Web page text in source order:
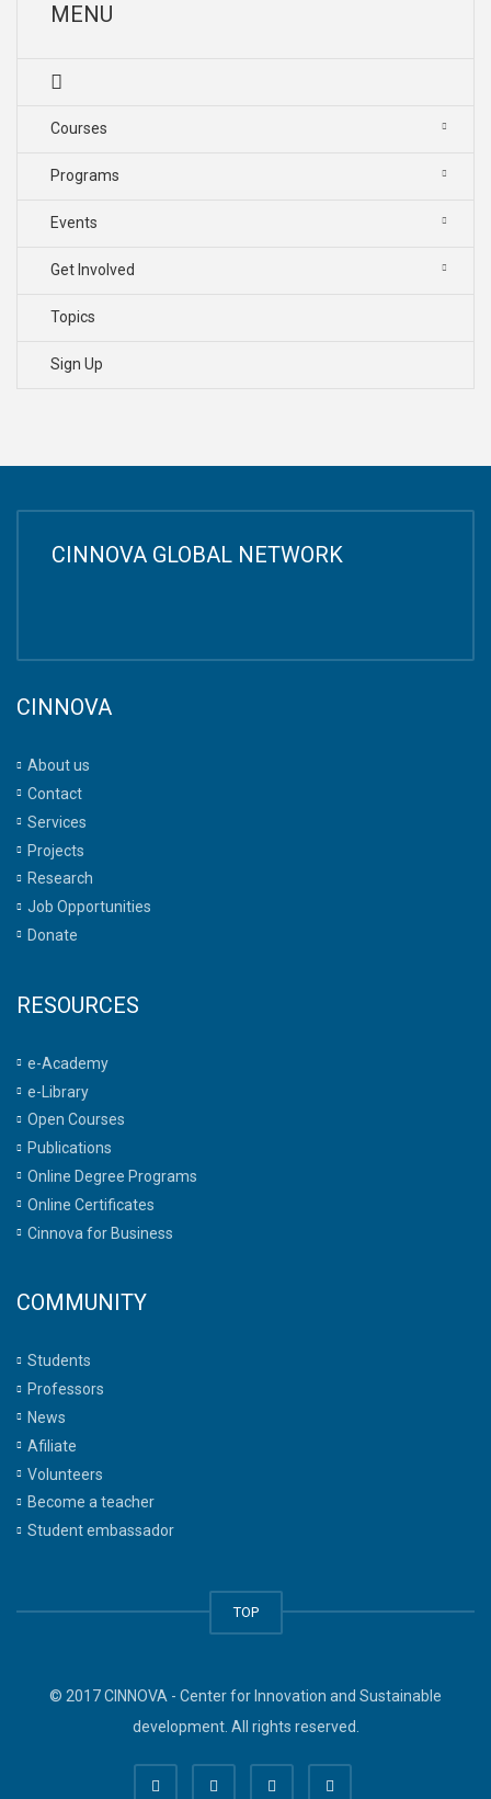
MENU
Courses
Programs
Events
Get Involved
Topics
Sign Up
CINNOVA GLOBAL NETWORK
CINNOVA
About us
Contact
Services
Projects
Research
Job Opportunities
Donate
RESOURCES
e-Academy
e-Library
Open Courses
Publications
Online Degree Programs
Online Certificates
Cinnova for Business
COMMUNITY
Students
Professors
News
Afiliate
Volunteers
Become a teacher
Student embassador
TOP
© 2017 CINNOVA - Center for Innovation and Sustainable
development. All rights reserved.